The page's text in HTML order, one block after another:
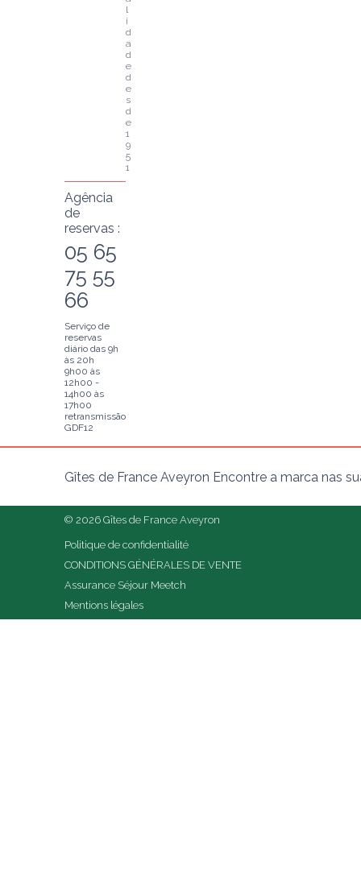
l
i
d
a
d
e
d
e
s
d
e
1
9
5
1
Agência
de
reservas :
05 65
75 55
66
Serviço de
reservas
diário das 9h
às 20h
9h00 às
12h00 -
14h00 às
17h00
retransmissão
GDF12
Gîtes de France Aveyron Encontre a marca nas
© 2026 Gîtes de France Aveyron
Politique de confidentialité
CONDITIONS GÉNÉRALES DE VENTE
Assurance Séjour Meetch
Mentions légales